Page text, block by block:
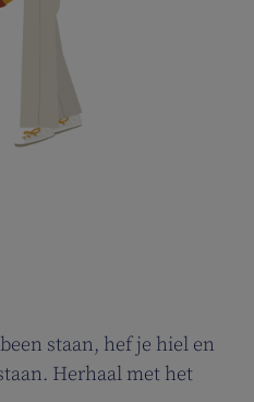
staan, hef je hiel en
Herhaal met het